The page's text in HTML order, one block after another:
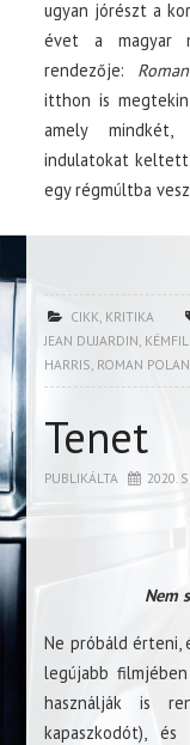
ugyan jórészt a
évet a magyar
rendezője:
itthon is
amely
indulatokat
egy régmúltba
CIKK KRITIKA
JEAN DUJARDIN
HARRIS ROMAN
Tenet
PUBLIKÁLTA 2020.
Nem
Ne próbáld érteni,
legújabb
használják is
kapaszkodót),